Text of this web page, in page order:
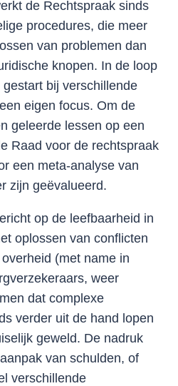
de Rechtspraak sinds
procedures, die meer
van problemen dan
knopen. In de loop
bij verschillende
eigen focus. Om de
geleerde lessen op een
Raad voor de rechtspraak
een meta-analyse van
zijn geëvalueerd.
op de leefbaarheid in
oplossen van conflicten
(met name in
weer
dat complexe
verder uit de hand lopen
geweld. De nadruk
van schulden, of
verschillende